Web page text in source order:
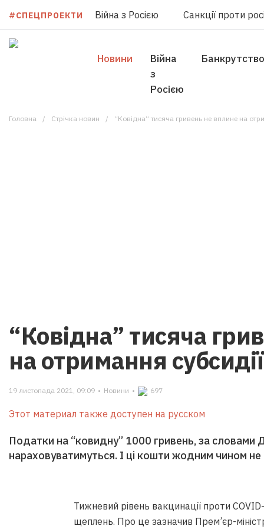
#СПЕЦПРОЕКТИ Війна з Росією Санкції проти
Новини
Війна
з
Росією
Банкрутство
Головна Стрічка новин “Ковідна” тисяча гривень не вплине на
“Ковідна” тисяча
на отримання
19 листопада 2021, 09:09 • Новини • 697
Этот материал также доступен на русском
Податки на “ковидну” 1000 гривень, за словами
нараховуватимуться. І ці кошти жодним чином не
Тижневий рівень вакцинації проти
щеплень. Про це зазначив Прем’єр-